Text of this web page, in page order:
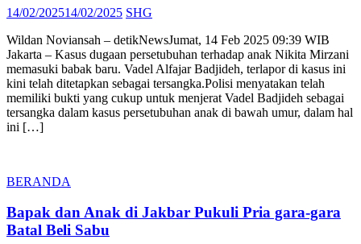
Posted
14/02/202514/02/2025 Author
SHG
Wildan Noviansah – detikNewsJumat, 14 Feb 2025 09:39 WIB
Jakarta – Kasus dugaan persetubuhan terhadap anak Nikita Mirzani
memasuki babak baru. Vadel Alfajar Badjideh, terlapor di kasus ini
kini telah ditetapkan sebagai tersangka.Polisi menyatakan telah
memiliki bukti yang cukup untuk menjerat Vadel Badjideh sebagai
tersangka dalam kasus persetubuhan anak di bawah umur, dalam hal
ini […]
BERANDA
Bapak dan Anak di Jakbar Pukuli Pria gara-gara
Batal Beli Sabu